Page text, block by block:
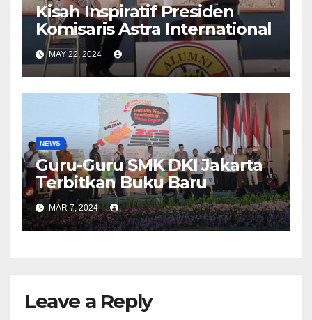
Kisah Inspiratif Presiden
Komisaris Astra International
MAY 22, 2024
NEWS
Guru-Guru SMK DKI Jakarta
Terbitkan Buku Baru
MAR 7, 2024
Leave a Reply